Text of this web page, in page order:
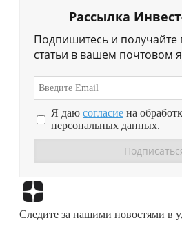
Рассылка
Подпишитесь и
статьи в вашем почтовом
Я даю согласие на
персональных данных.
Следите за нашими новостями в